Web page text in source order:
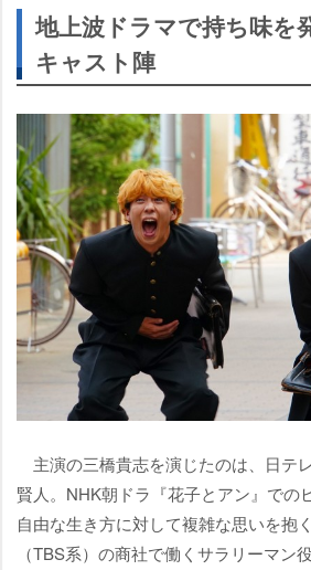
地上波ドラマで持ち味を
キャスト陣
主演の三橋貴志を演じたのは、日テ
賢人。NHK朝ドラ『花子とアン』での
自由な生き方に対して複雑な思いを抱
（TBS系）の商社で働くサラリーマン